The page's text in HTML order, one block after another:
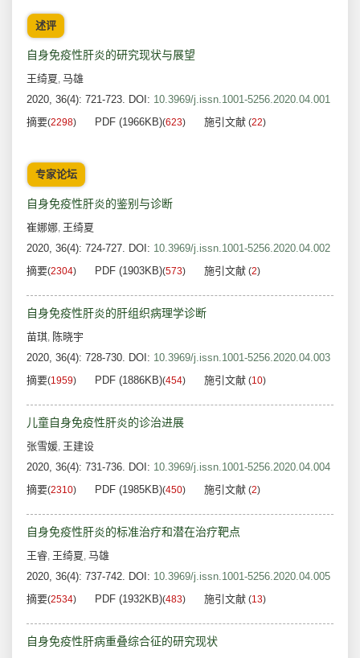
述评
自身免疫性肝炎的研究现状与展望
王绮夏, 马雄
2020, 36(4): 721-723. DOI: 10.3969/j.issn.1001-5256.2020.04.001
摘要(2298) PDF (1966KB)(623) 施引文献 (22)
专家论坛
自身免疫性肝炎的鉴别与诊断
崔娜娜, 王绮夏
2020, 36(4): 724-727. DOI: 10.3969/j.issn.1001-5256.2020.04.002
摘要(2304) PDF (1903KB)(573) 施引文献 (2)
自身免疫性肝炎的肝组织病理学诊断
苗琪, 陈晓宇
2020, 36(4): 728-730. DOI: 10.3969/j.issn.1001-5256.2020.04.003
摘要(1959) PDF (1886KB)(454) 施引文献 (10)
儿童自身免疫性肝炎的诊治进展
张雪媛, 王建设
2020, 36(4): 731-736. DOI: 10.3969/j.issn.1001-5256.2020.04.004
摘要(2310) PDF (1985KB)(450) 施引文献 (2)
自身免疫性肝炎的标准治疗和潜在治疗靶点
王睿, 王绮夏, 马雄
2020, 36(4): 737-742. DOI: 10.3969/j.issn.1001-5256.2020.04.005
摘要(2534) PDF (1932KB)(483) 施引文献 (13)
自身免疫性肝病重叠综合征的研究现状